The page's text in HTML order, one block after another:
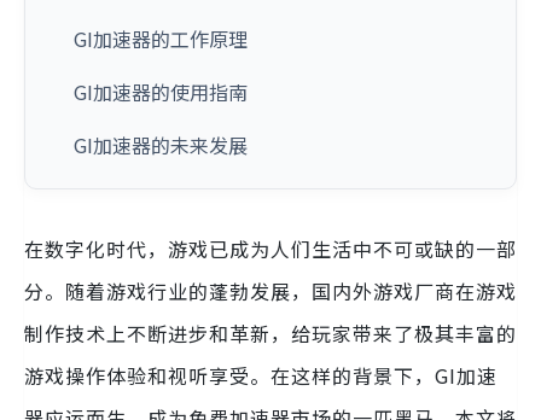
GI加速器的工作原理
GI加速器的使用指南
GI加速器的未来发展
在数字化时代，游戏已成为人们生活中不可或缺的一部
分。随着游戏行业的蓬勃发展，国内外游戏厂商在游戏
制作技术上不断进步和革新，给玩家带来了极其丰富的
游戏操作体验和视听享受。在这样的背景下，GI加速